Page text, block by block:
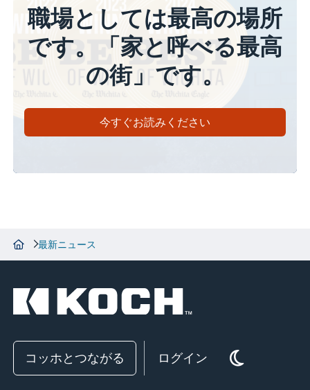
職場としては最高の場所
です。「家と呼べる最高
の街」です。
今すぐお読みください
最新ニュース
コッホとつながる ログイン